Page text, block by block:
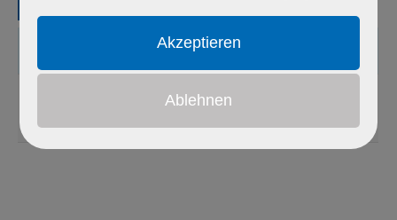
Erbgang
autosomal-